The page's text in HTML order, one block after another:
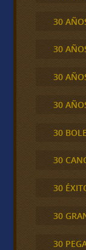
30
30
30
30
30
30
30
30
30